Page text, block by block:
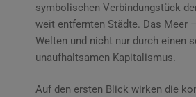
symbolischen Verbindungstück
weit entfernten Städte. Das Meer
Welten und nicht nur durch einen
unaufhaltsamen Kapitalismus.
Auf den ersten Blick wirken die